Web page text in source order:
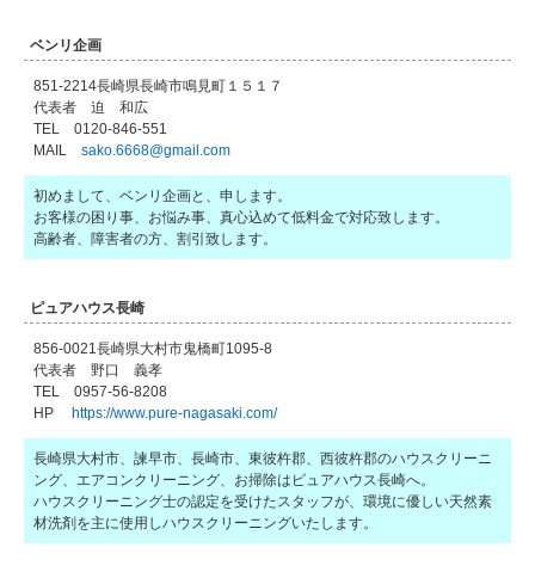
ベンリ企画
851-2214長崎県長崎市鳴見町１５１７
代表者 迫 和広
TEL 0120-846-551
MAILsako.6668@gmail.com
初めまして、ベンリ企画と、申します。
お客様の困り事、お悩み事、真心込めて低料金で対応致します。
高齢者、障害者の方、割引致します。
ピュアハウス長崎
856-0021長崎県大村市鬼橋町1095-8
代表者 野口 義孝
TEL 0957-56-8208
HP https://www.pure-nagasaki.com/
長崎県大村市、諫早市、長崎市、東彼杵郡、西彼杵郡のハウスクリーニ
ング、エアコンクリーニング、お掃除はピュアハウス長崎へ。
ハウスクリーニング士の認定を受けたスタッフが、環境に優しい天然素
材洗剤を主に使用しハウスクリーニングいたします。